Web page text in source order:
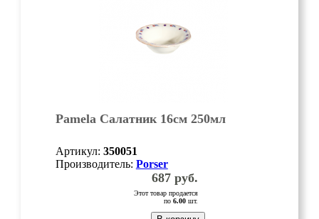
Pamela Салатник 16см 250мл
Артикул: 350051
Производитель: Porser
687руб.
Этот товар продается
по 6.00шт.